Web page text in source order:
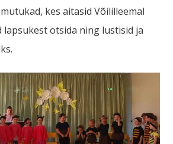
kes aitasid Võililleemal
lapsukest otsida ning lustisid ja